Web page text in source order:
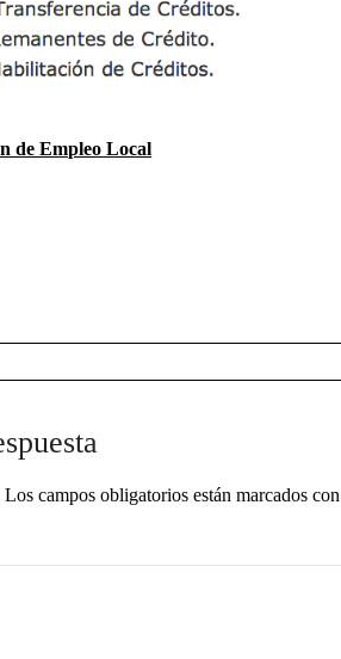
de Empleo Local
Los campos obligatorios están marcados con